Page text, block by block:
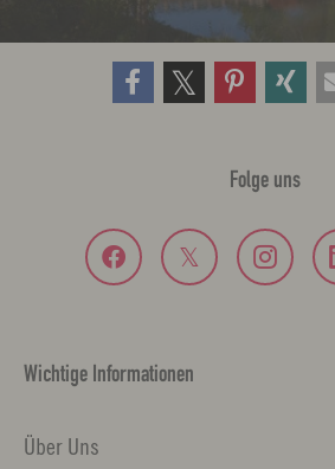
Folge uns
Wichtige Informationen
Über Uns